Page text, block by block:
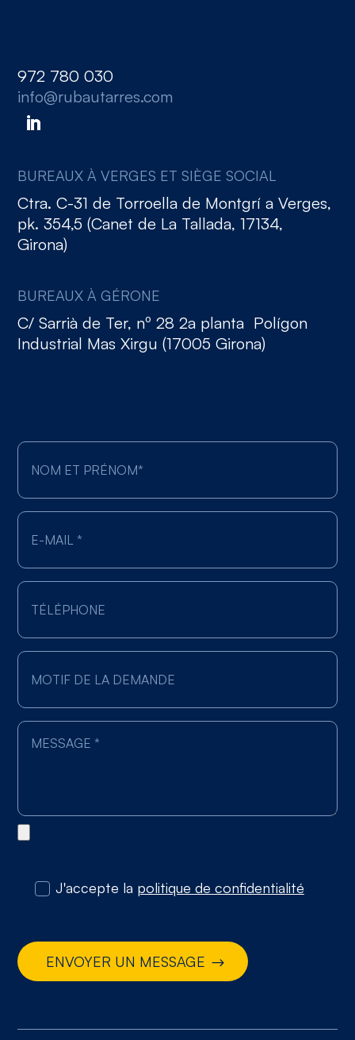
972 780 030
info@rubautarres.com
BUREAUX À VERGES ET SIÈGE SOCIAL
Ctra. C-31 de Torroella de Montgrí a Verges,
pk. 354,5 (Canet de La Tallada, 17134,
Girona)
BUREAUX À GÉRONE
C/ Sarrià de Ter, nº 28 2a planta Polígon
Industrial Mas Xirgu (17005 Girona)
J'accepte la politique de confidentialité
ENVOYER UN MESSAGE